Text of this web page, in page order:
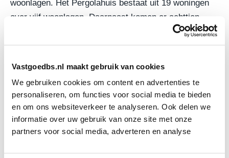
Vastgoedbs.nl maakt gebruik van cookies
We gebruiken cookies om content en advertenties te
personaliseren, om functies voor social media te bieden
en om ons websiteverkeer te analyseren. Ook delen we
informatie over uw gebruik van onze site met onze
partners voor social media, adverteren en analyse
woonlagen. Het Pergolahuis bestaat uit 19 woningen
over vijf woonlagen. Daarnaast komen er achttien
verandawoningen, verdeeld over drie blokken van zes
woningen.
Flexibel wonen door tweede entree
Bij sommige woningen in het Steigerhuis en het
Pergolahuis is een tweede entree mogelijk. Daardoor
ontstaat ruimte voor een studerend kind, atelier,